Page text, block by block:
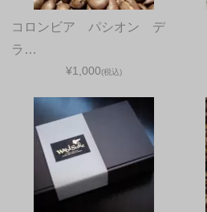
コロンビア パシオン デ
ラ…
¥1,000(税込)